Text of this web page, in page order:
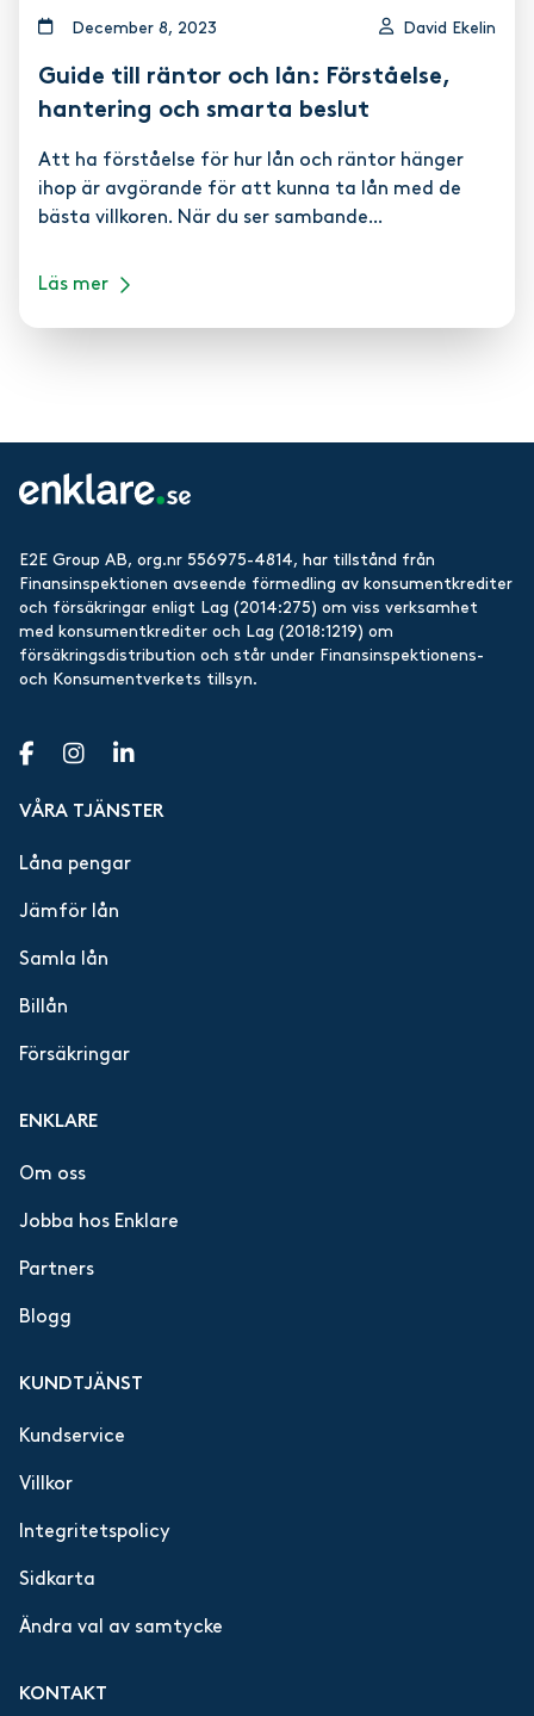
december 8, 2023 David Ekelin
Guide till räntor och lån: Förståelse,
hantering och smarta beslut
Att ha förståelse för hur lån och räntor hänger
ihop är avgörande för att kunna ta lån med de
bästa villkoren. När du ser sambande...
Läs mer
E2E Group AB, org.nr 556975-4814, har tillstånd från
Finansinspektionen avseende förmedling av konsumentkrediter
och försäkringar enligt Lag (2014:275) om viss verksamhet
med konsumentkrediter och Lag (2018:1219) om
försäkringsdistribution och står under Finansinspektionens-
och Konsumentverkets tillsyn.
VÅRA TJÄNSTER
Låna pengar
Jämför lån
Samla lån
Billån
Försäkringar
ENKLARE
Om oss
Jobba hos Enklare
Partners
Blogg
KUNDTJÄNST
Kundservice
Villkor
Integritetspolicy
Sidkarta
Ändra val av samtycke
KONTAKT